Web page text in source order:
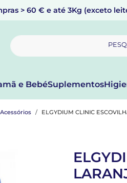
> 60 € e até 3Kg (exceto
e BebéSuplementos
ELGYDIUM CLINIC